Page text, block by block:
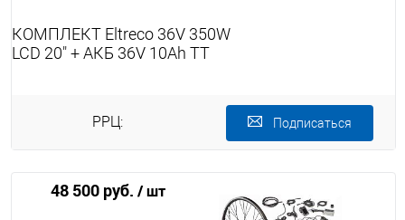
КОМПЛЕКТ Eltreco 36V 350W
LCD 20" + АКБ 36V 10Ah TT
РРЦ:
48 500 руб. / шт
Подписаться